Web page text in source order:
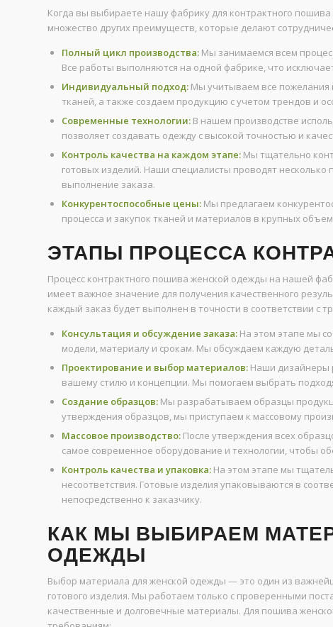
Когда вы выбираете нашу фабрику для контрактного
множество других преимуществ, которые делают
Полный цикл производства: Мы занимаемся всем
Все работы выполняются на одной фабрике, что
Индивидуальный подход: Мы учитываем все пожелания
тканей, а также создаем продукцию с учетом трендов и
Современные технологии: В нашем производстве
позволяет создавать одежду с высокой точностью и
Контроль качества на каждом этапе: Мы тщательно
готовых изделий. Наши специалисты проводят
выполнение заказа.
Конкурентоспособные цены: Мы предлагаем
процесса и закупок тканей и материалов в крупных
ЭТАПЫ ПРОЦЕССА
Процесс контрактного пошива женской одежды на нашей
имеет важное значение для получения качественного
каждый заказ будет выполнен в точности в соответствии с
Консультация и обсуждение заказа: На этом этапе мы
модели, материалу и срокам. Мы обсуждаем каждую
Проектирование и выбор материалов: Наши дизайнеры
вашему стилю и концепции. Мы помогаем выбрать
Создание образцов: Мы разрабатываем образцы
утверждения образцов, мы приступаем к массовому
Массовое производство: После утверждения всех
самое современное оборудование и технологии, чтобы
Контроль качества и упаковка: На этом этапе мы
несоответствия. Готовые изделия упаковываются в
непосредственно к заказчику.
КАК МЫ ВЫБИРАЕМ
ОДЕЖДЫ
Выбор материала для женской одежды — это один из
готового изделия. Мы работаем только с проверенными
качественные и долговечные материалы. Для пошива